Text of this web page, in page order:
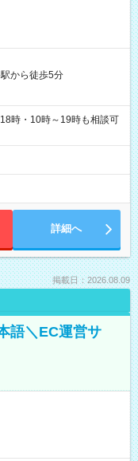
から徒歩5分
時・10時～19時も相談可
詳細へ
掲載日：2026.08.09
語＼EC運営サ